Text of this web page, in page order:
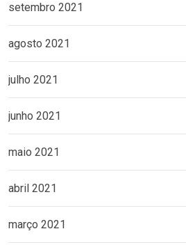
setembro 2021
agosto 2021
julho 2021
junho 2021
maio 2021
abril 2021
março 2021